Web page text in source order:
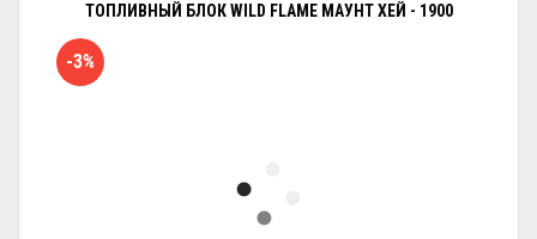
ТОПЛИВНЫЙ БЛОК WILD FLAME МАУНТ ХЕЙ - 1900
-3%